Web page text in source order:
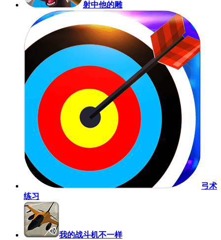
射中他的雕
弓术
练习
我的战斗机不一样